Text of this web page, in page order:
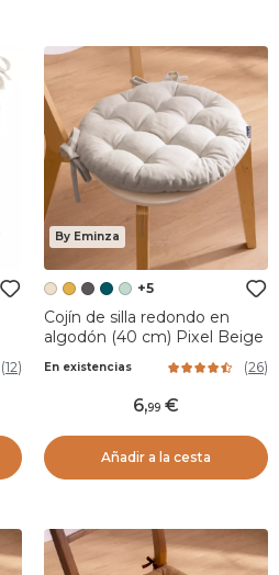
(12)
By Eminza
+5
Cojín de silla redondo en
algodón (40 cm) Pixel Beige
En existencias (26)
6,99
Añadir a la cesta